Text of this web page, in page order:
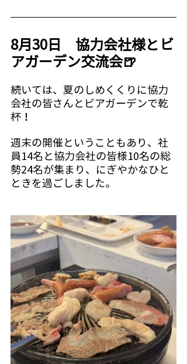
8月30日　協力会社様とビ
アガーデン交流会🍺
続いては、夏のしめくくりに協力
会社の皆さんとビアガーデンで乾
杯！
週末の開催ということもあり、社
員14名と協力会社の皆様10名の総
勢24名が集まり、にぎやかなひと
ときを過ごしました。